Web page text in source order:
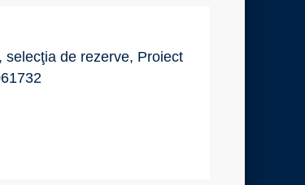
selecţia de rezerve, Proiect